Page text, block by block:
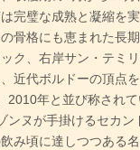
完璧な成熟と凝縮を
骨格にも恵まれた長
ク、右岸サン・テミ
近代ボルドーの頂点
2010年と並び称され
ンヌが手掛けるセカン
み頃に達しつつある名